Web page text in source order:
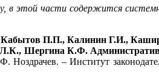
этой части содержится
П.П., Калинин Г.И.,
Шергина К.Ф.
– Институт